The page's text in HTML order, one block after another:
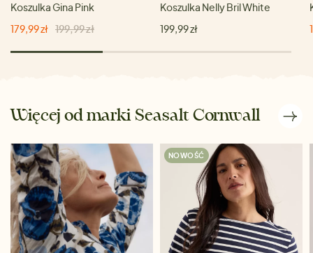
Koszulka Gina Pink
179,99 zł 199,99 zł
Koszulka Nelly Bril White
199,99 zł
Więcej od marki Seasalt Cornwall
NOWOŚĆ